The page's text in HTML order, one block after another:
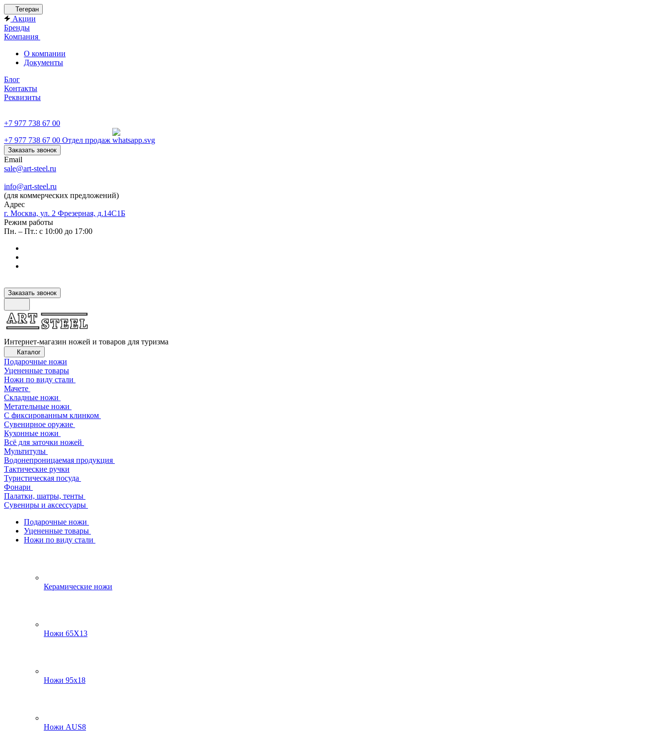
Тегеран
Акции
Бренды
Компания
О компании
Документы
Блог
Контакты
Реквизиты
+7 977 738 67 00
+7 977 738 67 00 Отдел продаж
Заказать звонок
Email
sale@art-steel.ru
info@art-steel.ru
(для коммерческих предложений)
Адрес
г. Москва, ул. 2 Фрезерная, д.14С1Б
Режим работы
Пн. – Пт.: с 10:00 до 17:00
Заказать звонок
Интернет-магазин ножей и товаров для туризма
Каталог
Подарочные ножи
Уцененные товары
Ножи по виду стали
Мачете
Складные ножи
Метательные ножи
С фиксированным клинком
Сувенирное оружие
Кухонные ножи
Всё для заточки ножей
Мультитулы
Водонепроницаемая продукция
Тактические ручки
Туристическая посуда
Фонари
Палатки, шатры, тенты
Сувениры и аксессуары
Подарочные ножи
Уцененные товары
Ножи по виду стали
Керамические ножи
Ножи 65Х13
Ножи 95х18
Ножи AUS8